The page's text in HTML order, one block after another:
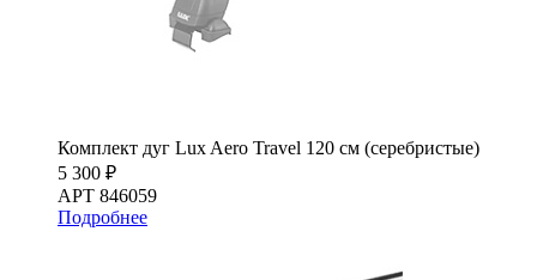
Комплект дуг Lux Aero Travel 120 см (серебристые)
5 300 ₽
АРТ 846059
Подробнее